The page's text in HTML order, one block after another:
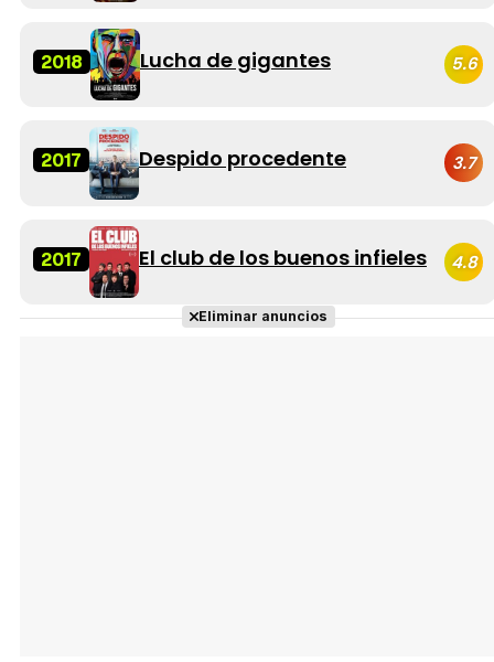
2018 Lucha de gigantes 5.6
2017 Despido procedente 3.7
2017 El club de los buenos infieles 4.8
Eliminar anuncios